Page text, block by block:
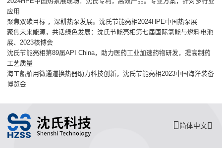
应用
聚焦双碳目标 ，深耕热泵发展。沈氏节能亮相2024HPE中国热泵展
聚焦未来能源，共话绿色发展：沈氏节能亮相第七届国际氢能与燃料电池
展、2023核博会
沈氏节能亮相第89届API China，助力医药工业加速药物研发，提高制药
工艺质量
海工船舶用微通道换热器助力科技创新，沈氏节能亮相2023中国海洋装备
博览会
简体中文